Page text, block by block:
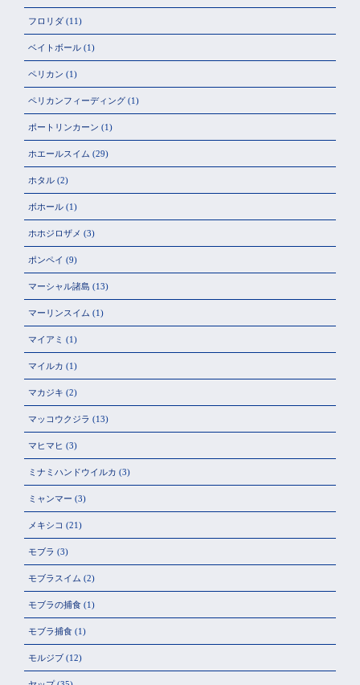
フロリダ (11)
ベイトボール (1)
ペリカン (1)
ペリカンフィーディング (1)
ポートリンカーン (1)
ホエールスイム (29)
ホタル (2)
ボホール (1)
ホホジロザメ (3)
ポンペイ (9)
マーシャル諸島 (13)
マーリンスイム (1)
マイアミ (1)
マイルカ (1)
マカジキ (2)
マッコウクジラ (13)
マヒマヒ (3)
ミナミハンドウイルカ (3)
ミャンマー (3)
メキシコ (21)
モブラ (3)
モブラスイム (2)
モブラの捕食 (1)
モブラ捕食 (1)
モルジブ (12)